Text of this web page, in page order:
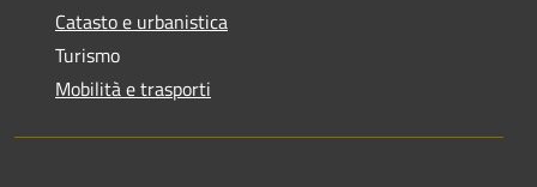
Catasto e urbanistica
Turismo
Mobilità e trasporti